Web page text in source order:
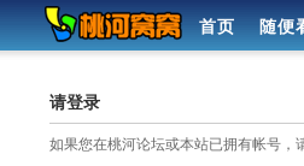
首页 随便
请登录
如果您在桃河论坛或本站已拥有帐号，